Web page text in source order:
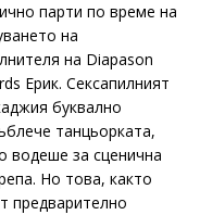
парти по време на
на
на Diapason
Ерик. Сексапилният
буквално
танцьорката,
водеше за сценична
Но това, както
предварително